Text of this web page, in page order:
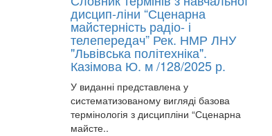
дисцип-ліни “Сценарна
майстерність радіо- і
телепередач” Рек. НМР ЛНУ
"Львівська політехніка".
Казімова Ю. м /128/2025 р.
У виданні представлена у
систематизованому вигляді базова
термінологія з дисципліни “Сценарна
майсте..